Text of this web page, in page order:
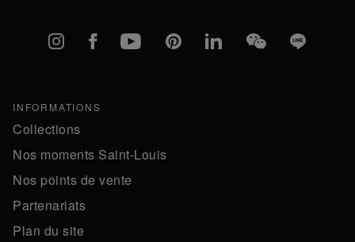
Instagram
FacebookYouTubePinterestlinkedInWeChatLine
INFORMATIONS
Collections
Nos moments Saint-Louis
Nos points de vente
Partenariats
Plan du site